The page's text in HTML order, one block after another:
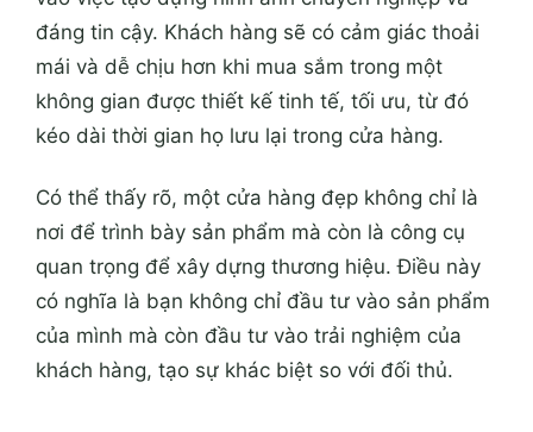
đáng tin cậy. Khách hàng sẽ có cảm giác thoải
mái và dễ chịu hơn khi mua sắm trong một
không gian được thiết kế tinh tế, tối ưu, từ đó
kéo dài thời gian họ lưu lại trong cửa hàng.
Có thể thấy rõ, một cửa hàng đẹp không chỉ là
nơi để trình bày sản phẩm mà còn là công cụ
quan trọng để xây dựng thương hiệu. Điều này
có nghĩa là bạn không chỉ đầu tư vào sản phẩm
của mình mà còn đầu tư vào trải nghiệm của
khách hàng, tạo sự khác biệt so với đối thủ.